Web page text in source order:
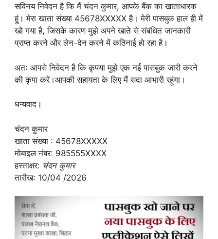
सविनय निवेदन है कि मैं चंदन कुमार, आपके बैंक का खाताधारक
हूं। मेरा खाता संख्या 45678XXXXX है। मेरी पासबुक हाल ही में
खो गया है, जिसके कारण मुझे अपने खाते से संबंधित जानकारी
प्राप्त करने और लेन-देन करने में कठिनाई हो रहा है।
अतः आपसे निवेदन है कि कृपया मुझे एक नई पासबुक जारी करने
की कृपा करें।आपकी सहायता के लिए मैं सदा आभारी रहूंगा।
धन्यवाद।
चंदन कुमार
खाता संख्या : 45678XXXXX
मोबाइल नंबर: 985555XXXX
हस्ताक्षर: चंदन कुमार
तारीख: 10/04 /2026